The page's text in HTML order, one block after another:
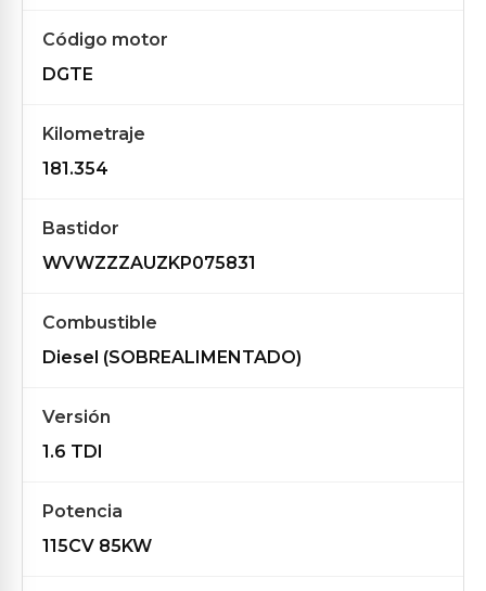
Código motor
DGTE
Kilometraje
181.354
Bastidor
WVWZZZAUZKP075831
Combustible
Diesel (SOBREALIMENTADO)
Versión
1.6 TDI
Potencia
115CV 85KW